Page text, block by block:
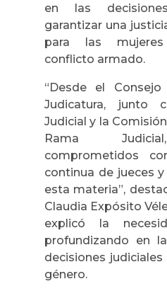
en las
garantizar una
para las
conflicto armado.
“Desde el
Judicatura, junto
Judicial y la
Rama
comprometidos
continua de jueces
esta materia”,
Claudia Expósito
explicó la
profundizando en
decisiones
género.